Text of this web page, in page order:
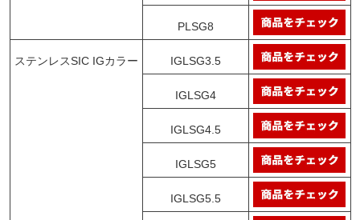
PLSG8
ステンレスSIC IGカラー IGLSG3.5
IGLSG4
IGLSG4.5
IGLSG5
IGLSG5.5